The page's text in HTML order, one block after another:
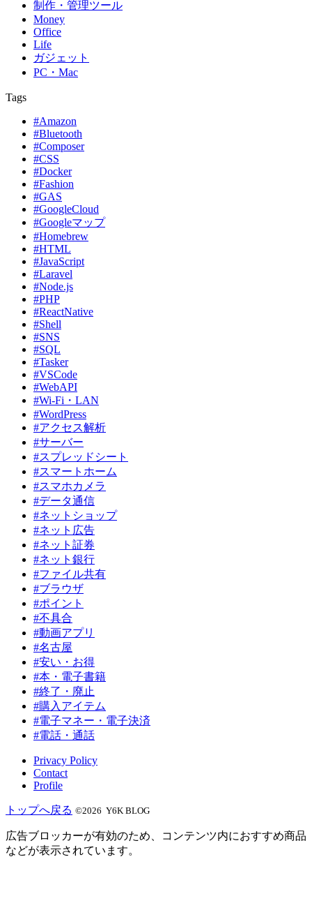
制作・管理ツール
Money
Office
Life
ガジェット
PC・Mac
Tags
#Amazon
#Bluetooth
#Composer
#CSS
#Docker
#Fashion
#GAS
#GoogleCloud
#Googleマップ
#Homebrew
#HTML
#JavaScript
#Laravel
#Node.js
#PHP
#ReactNative
#Shell
#SNS
#SQL
#Tasker
#VSCode
#WebAPI
#Wi-Fi・LAN
#WordPress
#アクセス解析
#サーバー
#スプレッドシート
#スマートホーム
#スマホカメラ
#データ通信
#ネットショップ
#ネット広告
#ネット証券
#ネット銀行
#ファイル共有
#ブラウザ
#ポイント
#不具合
#動画アプリ
#名古屋
#安い・お得
#本・電子書籍
#終了・廃止
#購入アイテム
#電子マネー・電子決済
#電話・通話
Privacy Policy
Contact
Profile
トップへ戻る ©2026 Y6K BLOG
広告ブロッカーが有効のため、コンテンツ内におすすめ商品
などが表示されています。